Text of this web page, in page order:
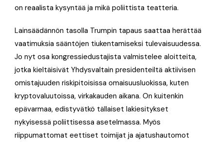
on reaalista kysyntää ja mikä poliittista teatteria.
Lainsäädännön tasolla Trumpin tapaus saattaa herättää
vaatimuksia sääntöjen tiukentamiseksi tulevaisuudessa.
Jo nyt osa kongressiedustajista valmistelee aloitteita,
jotka kieltäisivät Yhdysvaltain presidenteiltä aktiivisen
omistajuuden riskipitoisissa omaisuusluokissa, kuten
kryptovaluutoissa, virkakauden aikana. On kuitenkin
epävarmaa, edistyvätkö tällaiset lakiesitykset
nykyisessä poliittisessa asetelmassa. Myös
riippumattomat eettiset toimijat ja ajatushautomot